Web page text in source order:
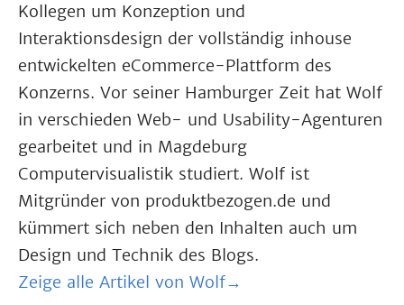
Kollegen um Konzeption und
Interaktionsdesign der vollständig inhouse
entwickelten eCommerce-Plattform des
Konzerns. Vor seiner Hamburger Zeit hat Wolf
in verschieden Web- und Usability-Agenturen
gearbeitet und in Magdeburg
Computervisualistik studiert. Wolf ist
Mitgründer von produktbezogen.de und
kümmert sich neben den Inhalten auch um
Design und Technik des Blogs.
Zeige alle Artikel von Wolf→